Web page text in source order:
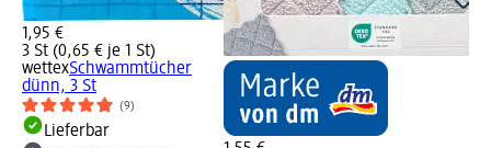
1,95 €
3 St (0,65 € je 1 St)
wettexSchwammtücher
dünn, 3 St
(9)
Lieferbar